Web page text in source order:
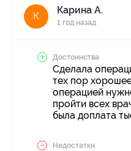
К
Карина А.
1 год назад
Достоинства
Сделала
тех пор
операцией
пройти всех
была доплата
Недостатки